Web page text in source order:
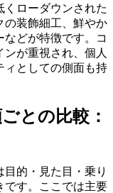
ローダウンされた
の装飾細工、鮮やか
どが特徴です。コ
が重視され、個人
ィとしての側面も持
との比較：
的・見た目・乗り
です。ここでは主要